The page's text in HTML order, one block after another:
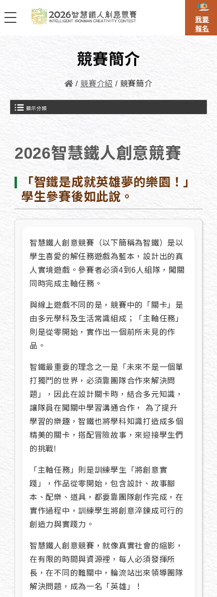
我要
報名
競賽簡介
競賽介紹 競賽簡介
顯示分類
2026智慧鐵人創意競賽
「智鐵是成就英雄夢的樂園！」
學生參賽後如此說。
智慧鐵人創意競賽（以下簡稱為智鐵）是以
學生喜愛的解任務遊戲為藍本，設計出的真
人實境遊戲。參賽者必須4到6人組隊，闖關
同時完成主軸任務。
與線上遊戲不同的是，競賽中的「關卡」是
由多元學科及生活常識組成；「主軸任務」
則是從零開始，實作出一個前所未見的作
品。
智鐵最重要的理念之一是「未來不是一個單
打獨鬥的世界，必須靠團隊合作來解決問
題」，因此在設計關卡時，結合多元知識，
讓隊員在闖關中學習溝通合作， 為了提升
學習的樂趣，智鐵也將學科知識打造成多個
精美的關卡，搭配冒險故事，來迎接學生們
的挑戰!
「主軸任務」則是訓練學生「將創意實
踐」，作品從零開始，包含設計、故事腳
本、配樂、道具，都要靠團隊創作完成，在
實作過程中，訓練學生將創意淬鍊成可行的
創造力與實踐力。
智慧鐵人創意競賽，就像真實社會的縮影，
在有限的時間與資源裡，每人必須發揮所
長，在不同的難關中，輪流站出來領導團隊
解決問題，成為一名「英雄」！